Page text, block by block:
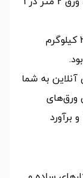
آنلاین به شما
ورق‌های
برآورد